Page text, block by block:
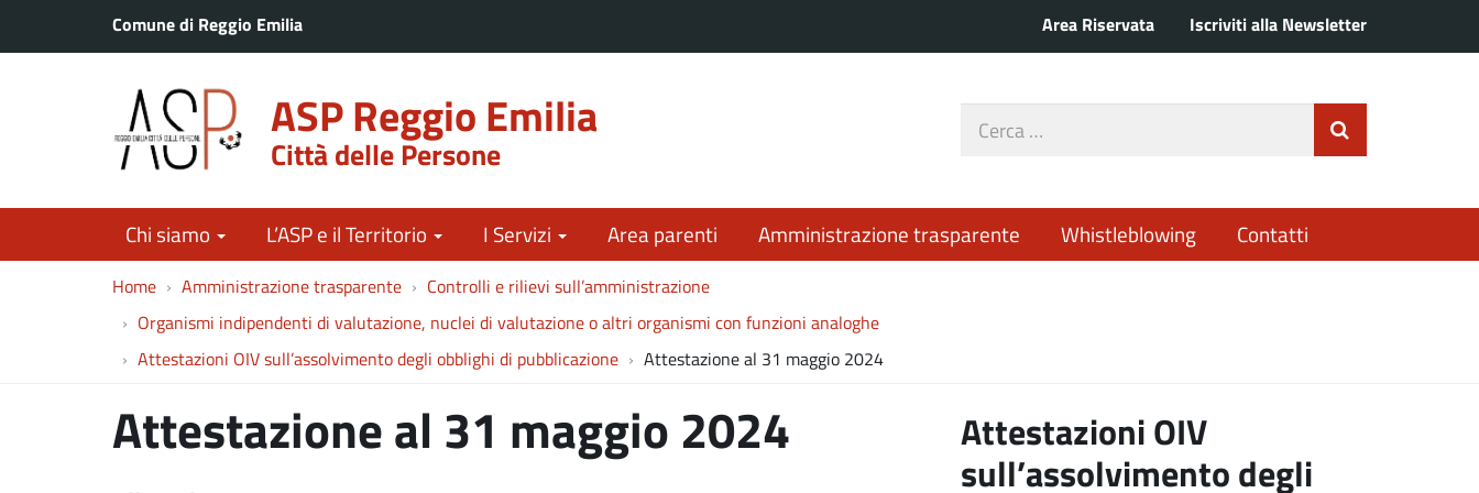
Comune di Reggio Emilia Area Riservata Iscriviti alla Newsletter
ASP Reggio Emilia
Città delle Persone
Cerca
Chi siamo L’ASP e il Territorio I Servizi Area parenti Amministrazione trasparente Whistleblowing Contatti
Home Amministrazione trasparente
Controlli e rilievi sull’amministrazione
Organismi indipendenti di valutazione, nuclei di valutazione o altri organismi con funzioni analoghe
Attestazioni OIV sull’assolvimento degli obblighi di pubblicazione
Attestazione al 31 maggio 2024
Attestazione al 31 maggio 2024
Attestazioni OIV
sull’assolvimento degli